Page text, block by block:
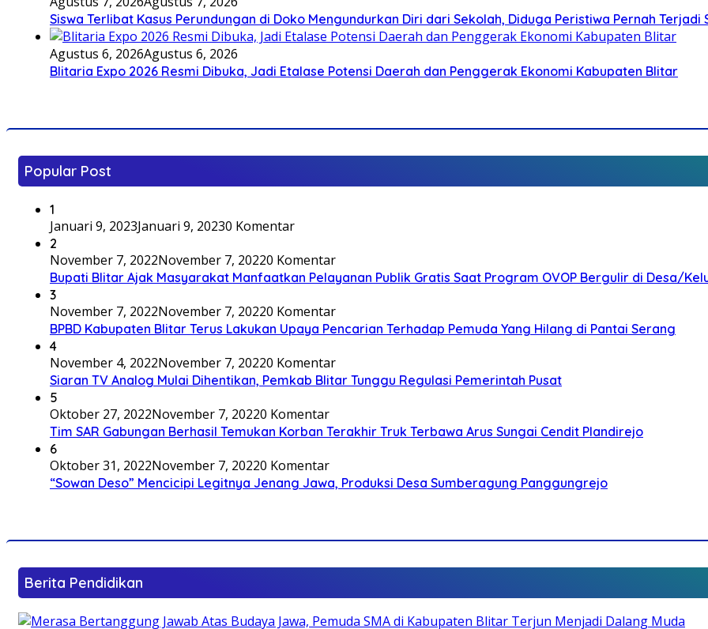
Siswa Terlibat Kasus Perundungan di Doko Mengundurkan Diri dari Sekolah, Diduga Peristiwa Pernah Terjadi
Agustus 6, 2026Agustus 6, 2026
Blitaria Expo 2026 Resmi Dibuka, Jadi Etalase Potensi Daerah dan Penggerak Ekonomi Kabupaten Blitar
Popular Post
1
Januari 9, 2023Januari 9, 20230 Komentar
2
November 7, 2022November 7, 20220 Komentar
Bupati Blitar Ajak Masyarakat Manfaatkan Pelayanan Publik Gratis Saat Program OVOP Bergulir di Desa/
3
November 7, 2022November 7, 20220 Komentar
BPBD Kabupaten Blitar Terus Lakukan Upaya Pencarian Terhadap Pemuda Yang Hilang di Pantai Serang
4
November 4, 2022November 7, 20220 Komentar
Siaran TV Analog Mulai Dihentikan, Pemkab Blitar Tunggu Regulasi Pemerintah Pusat
5
Oktober 27, 2022November 7, 20220 Komentar
Tim SAR Gabungan Berhasil Temukan Korban Terakhir Truk Terbawa Arus Sungai Cendit Plandirejo
6
Oktober 31, 2022November 7, 20220 Komentar
“Sowan Deso” Mencicipi Legitnya Jenang Jawa, Produksi Desa Sumberagung Panggungrejo
Berita Pendidikan